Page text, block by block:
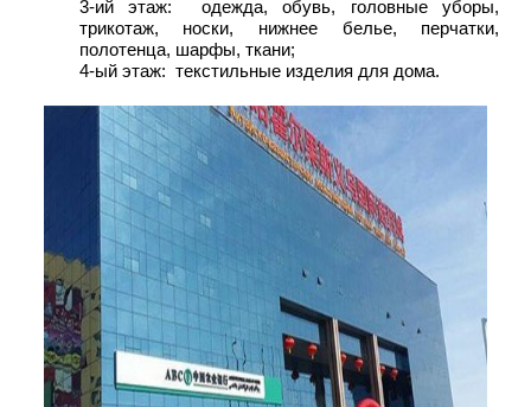
3-ий этаж: одежда, обувь, головные уборы,
трикотаж, носки, нижнее белье, перчатки,
полотенца, шарфы, ткани;
4-ый этаж: текстильные изделия для дома.